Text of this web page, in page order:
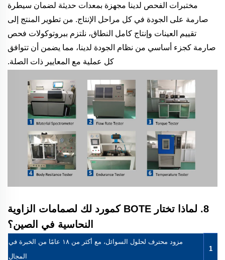
مختبرات الفحص لدينا مجهزة بمعدات حديثة لضمان سيطرة
صارمة على الجودة في كل مراحل الإنتاج. من تطوير المنتج إلى
تقييم العينات وإنتاج كامل النطاق، نلتزم ببروتوكولات فحص
صارمة كجزء أساسي من نظام الجودة لدينا، مما يضمن أن تتوافق
كل عملية مع المعايير ذات الصلة.
8. لماذا تختار BOTE كمورد لك لصمامات الزاوية
النحاسية في الصين؟
1
مزود محترف لحلول السوائل، مع أكثر من ١٨ عامًا من الخبرة في
المجال